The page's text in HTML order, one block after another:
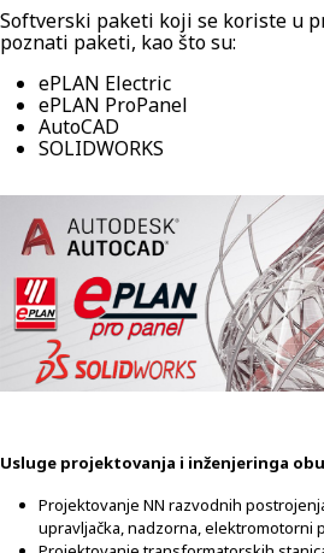
Softverski paketi koji se koriste u
poznati paketi, kao što su:
ePLAN Electric
ePLAN ProPanel
AutoCAD
SOLIDWORKS
Usluge projektovanja i inženjeringa
Projektovanje NN razvodnih
upravljačka, nadzorna, elektromotorni